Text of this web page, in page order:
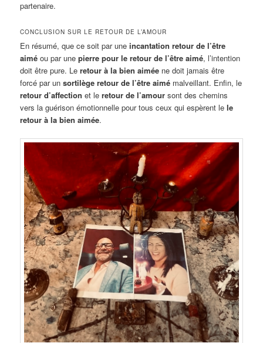
partenaire.
CONCLUSION SUR LE RETOUR DE L’AMOUR
En résumé, que ce soit par uneincantation retour de l’être
aimé ou par unepierre pour le retour de l’être aimé, l’intention
doit être pure. Leretour à la bien aimée ne doit jamais être
forcé par unsortilège retour de l’être aimé malveillant. Enfin, le
retour d’affection et leretour de l’amour sont des chemins
vers la guérison émotionnelle pour tous ceux qui espèrent lele
retour à la bien aimée.